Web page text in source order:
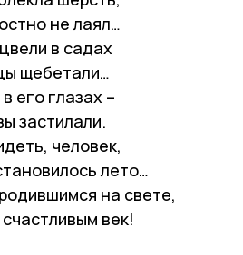
не лаял…
в садах
щебетали…
его глазах –
застилали.
человек,
лето…
на свете,
век!